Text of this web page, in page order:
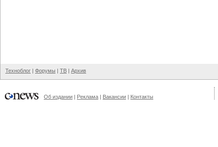
Техноблог | Форумы | ТВ | Архив
Об издании | Реклама | Вакансии | Контакты